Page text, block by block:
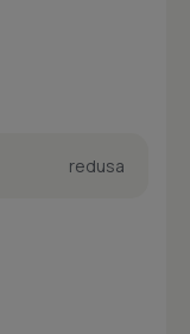
redusa